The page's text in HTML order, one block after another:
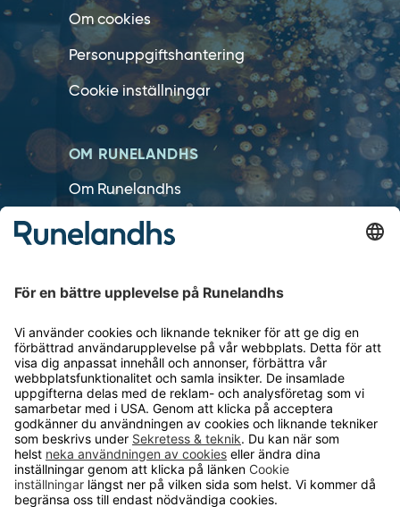
Om cookies
Personuppgiftshantering
Cookie inställningar
OM RUNELANDHS
Om Runelandhs
Köpvillkor
Lediga jobb
Kvalitets- och miljöpolicy
Läsvärt
TELEFON
0480-15940
E-POST